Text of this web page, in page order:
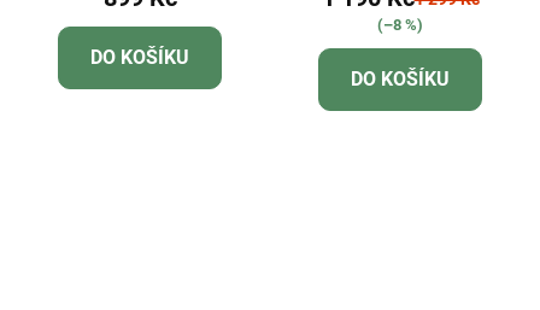
DO KOŠÍKU
(–8 %)
DO KOŠÍKU